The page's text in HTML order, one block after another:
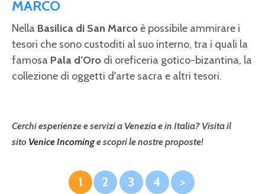
MARCO
Nella Basilica di San Marcoè possibile ammirare i
tesori che sono custoditi al suo interno, tra i quali la
famosa Pala d’Oro di oreficeria gotico-bizantina, la
collezione di oggetti d'arte sacra e altri tesori.
Cerchi esperienze e servizi a Venezia e in Italia? Visita il
sito Venice Incominge scopri le nostre proposte!
1 2 3 4 >